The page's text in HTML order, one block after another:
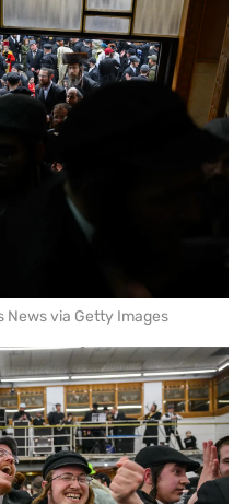
News via Getty Images